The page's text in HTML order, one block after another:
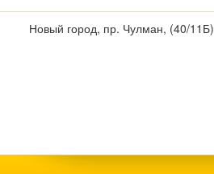
Новый город, пр. Чулман, (40/11Б)